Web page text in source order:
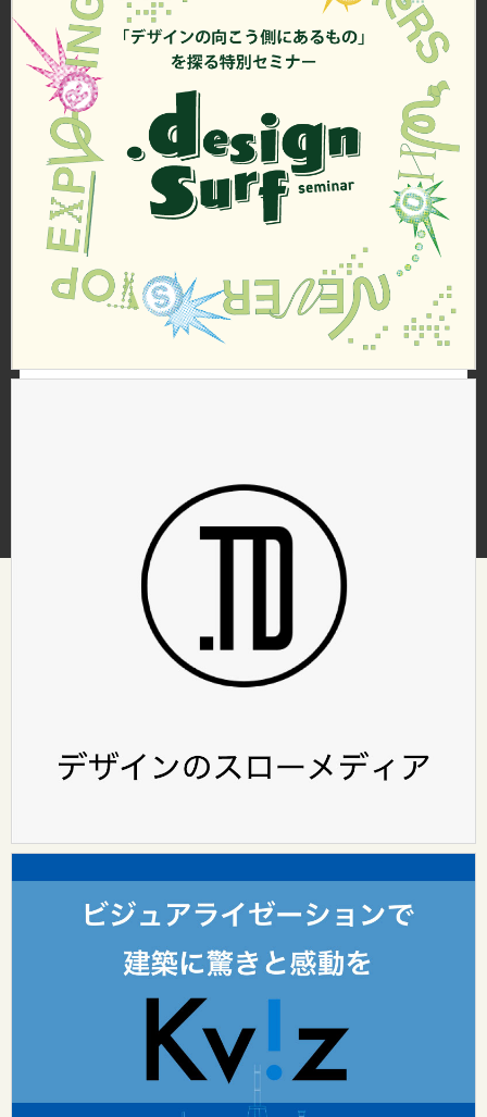
HOME
レポート
インタビュー
design surf seminar
Tooのワークスタイル
リクルート